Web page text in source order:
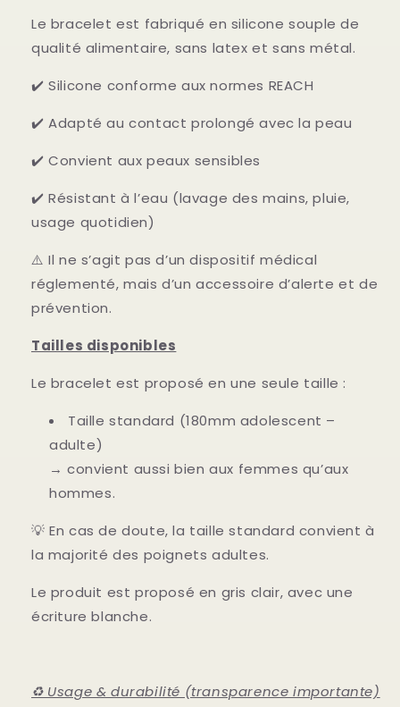
Le bracelet est fabriqué en silicone souple de
qualité alimentaire, sans latex et sans métal.
✔️ Silicone conforme aux normes REACH
✔️ Adapté au contact prolongé avec la peau
✔️ Convient aux peaux sensibles
✔️ Résistant à l’eau (lavage des mains, pluie,
usage quotidien)
⚠️ Il ne s’agit pas d’un dispositif médical
réglementé,mais d’un accessoire d’alerte et de
prévention.
Tailles disponibles
Le bracelet est proposé en une seule taille :
Taille standard (180mm adolescent –
adulte)
→ convient aussi bien aux femmes qu’aux
hommes.
💡 En cas de doute, la taille standard convient à
la majorité des poignets adultes.
Le produit est proposé en gris clair, avec une
écriture blanche.
♻️ Usage & durabilité (transparence importante)